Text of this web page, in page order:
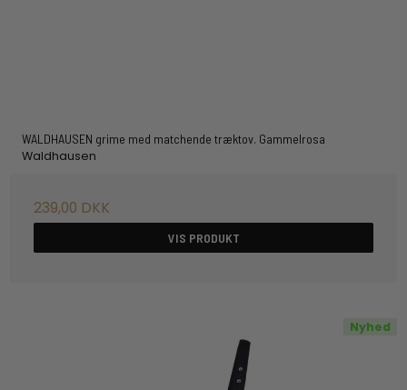
WALDHAUSEN grime med matchende træktov. Gammelrosa
Waldhausen
239,00 DKK
VIS PRODUKT
Nyhed